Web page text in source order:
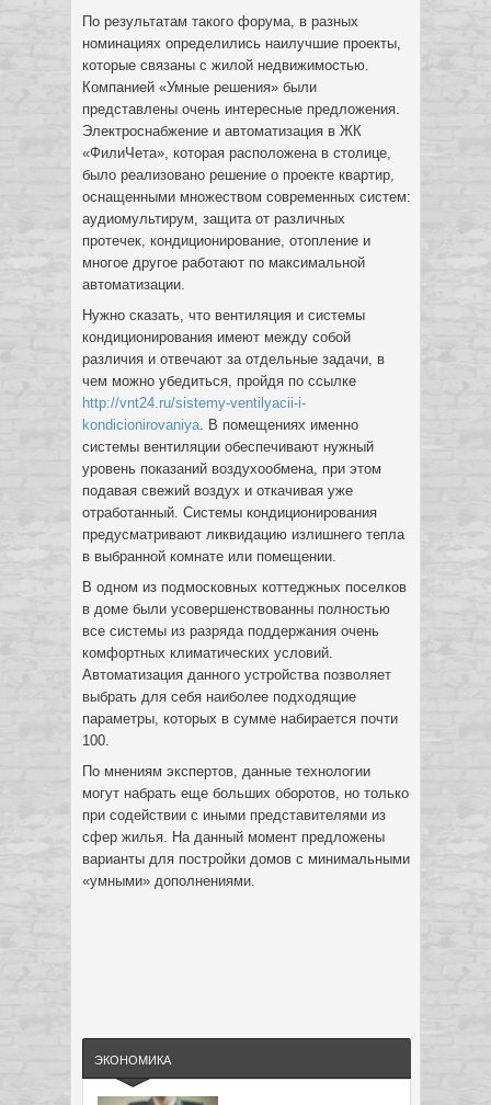
По результатам такого форума, в разных
номинациях определились наилучшие проекты,
которые связаны с жилой недвижимостью.
Компанией «Умные решения» были
представлены очень интересные предложения.
Электроснабжение и автоматизация в ЖК
«ФилиЧета», которая расположена в столице,
было реализовано решение о проекте квартир,
оснащенными множеством современных систем:
аудиомультирум, защита от различных
протечек, кондиционирование, отопление и
многое другое работают по максимальной
автоматизации.
Нужно сказать, что вентиляция и системы
кондиционирования имеют между собой
различия и отвечают за отдельные задачи, в
чем можно убедиться, пройдя по ссылке
http://vnt24.ru/sistemy-ventilyacii-i-
kondicionirovaniya. В помещениях именно
системы вентиляции обеспечивают нужный
уровень показаний воздухообмена, при этом
подавая свежий воздух и откачивая уже
отработанный. Системы кондиционирования
предусматривают ликвидацию излишнего тепла
в выбранной комнате или помещении.
В одном из подмосковных коттеджных поселков
в доме были усовершенствованны полностью
все системы из разряда поддержания очень
комфортных климатических условий.
Автоматизация данного устройства позволяет
выбрать для себя наиболее подходящие
параметры, которых в сумме набирается почти
100.
По мнениям экспертов, данные технологии
могут набрать еще больших оборотов, но только
при содействии с иными представителями из
сфер жилья. На данный момент предложены
варианты для постройки домов с минимальными
«умными» дополнениями.
ЭКОНОМИКА